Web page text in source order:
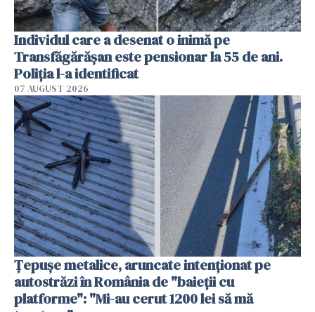
Individul care a desenat o inimă pe
Transfăgărășan este pensionar la 55 de ani.
Poliția l-a identificat
07 AUGUST 2026
Țepușe metalice, aruncate intenționat pe
autostrăzi în România de "baieții cu
platforme": "Mi-au cerut 1200 lei să mă